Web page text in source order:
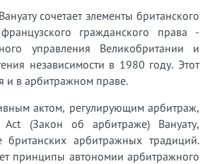
сочетает элементы британского
гражданского права -
управления Великобритании и
независимости в 1980 году. Этот
и в арбитражном праве.
актом, регулирующим арбитраж,
(Закон об арбитраже) Вануату,
арбитражных традиций.
принципы автономии арбитражного